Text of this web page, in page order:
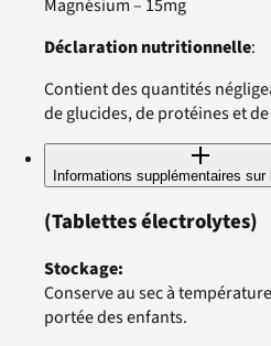
Magnésium – 15mg
Déclaration nutritionnelle:
Contient des quantités
de glucides, de protéines et de
Informations supplémentaires sur
(Tablettes électrolytes)
Stockage:
Conserve au sec à
portée des enfants.